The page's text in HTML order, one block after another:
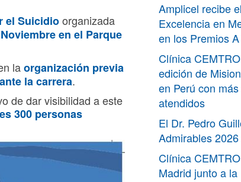
el Suicidioorganizada
en el Parque
laorganización previa
la carrera.
de dar visibilidad a este
300 personas
Amplicel recibe
Excelencia en
en los Premios
Clínica
edición de
en Perú con
atendidos
El Dr. Pedro
Admirables
Clínica
Madrid junto a